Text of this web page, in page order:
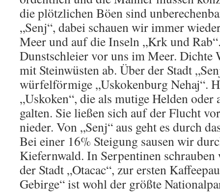
die plötzlichen Böen sind
„Senj“, dabei schauen wir immer
Meer und auf die Inseln „Krk und
Dunstschleier vor uns im Meer. Dichte
mit Steinwüsten ab. Über der Stadt
würfelförmige „Uskokenburg Nehaj“.
„Uskoken“, die als mutige Helden oder
galten. Sie ließen sich auf der Flucht
nieder. Von „Senj“ aus geht es durch
Bei einer 16% Steigung sausen wir
Kiefernwald. In Serpentinen
der Stadt „Otacac“, zur ersten
Gebirge“ ist wohl der größte